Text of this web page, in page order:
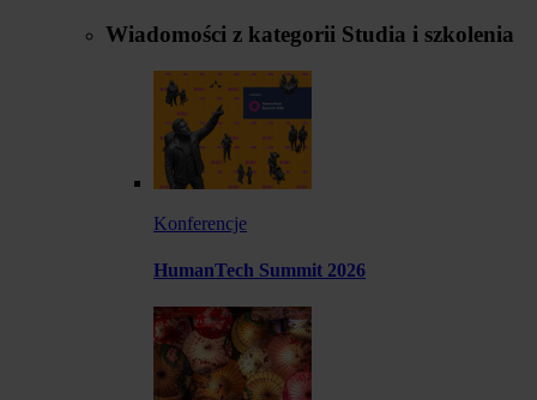
Wiadomości z kategorii Studia i szkolenia
Konferencje
HumanTech Summit 2026